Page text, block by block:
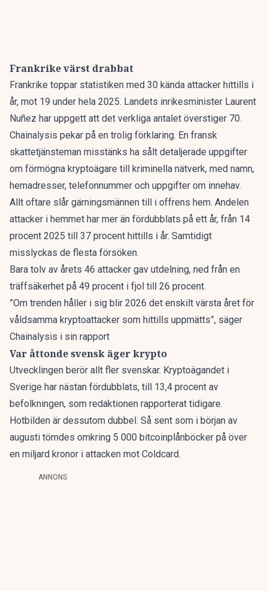
Frankrike värst drabbat
Frankrike toppar statistiken med 30 kända attacker hittills i
år, mot 19 under hela 2025. Landets inrikesminister Laurent
Nuñez har uppgett att det verkliga antalet överstiger 70.
Chainalysis pekar på en trolig förklaring. En fransk
skattetjänsteman misstänks ha sålt detaljerade uppgifter
om förmögna kryptoägare till kriminella nätverk, med namn,
hemadresser, telefonnummer och uppgifter om innehav.
Allt oftare slår gärningsmännen till i offrens hem. Andelen
attacker i hemmet har mer än fördubblats på ett år, från 14
procent 2025 till 37 procent hittills i år. Samtidigt
misslyckas de flesta försöken.
Bara tolv av årets 46 attacker gav utdelning, ned från en
träffsäkerhet på 49 procent i fjol till 26 procent.
”Om trenden håller i sig blir 2026 det enskilt värsta året för
våldsamma kryptoattacker som hittills uppmätts”, säger
Chainalysis i sin rapport
Var åttonde svensk äger krypto
Utvecklingen berör allt fler svenskar. Kryptoägandet i
Sverige har nästan fördubblats, till 13,4 procent av
befolkningen, som redaktionen rapporterat tidigare.
Hotbilden är dessutom dubbel. Så sent som i början av
augusti tömdes omkring 5 000 bitcoinplånböcker på över
en miljard kronor i attacken mot Coldcard.
ANNONS